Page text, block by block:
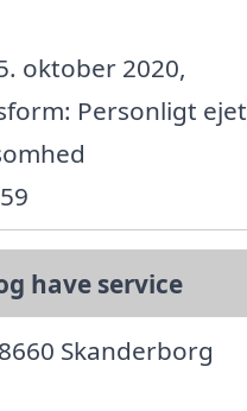
oktober 2020,
Personligt ejet
have service
Skanderborg